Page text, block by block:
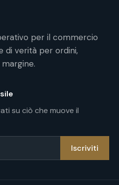
per il commercio
di verità per ordini,
su ciò che muove il
Iscriviti